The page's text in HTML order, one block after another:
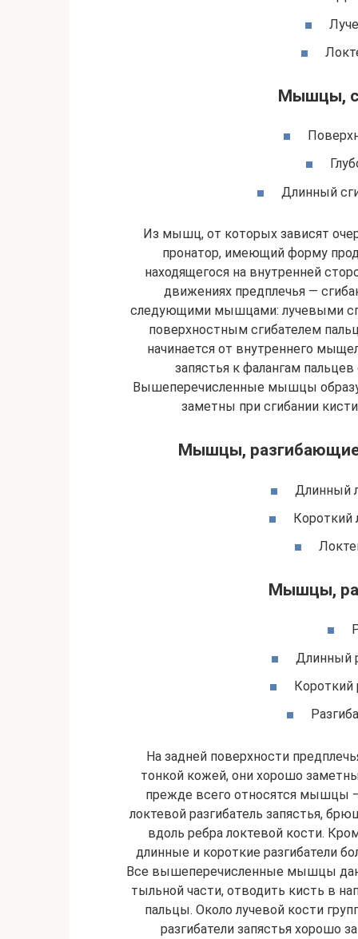
Мышцы,
Длинный
Из мышц, от которых зависят
пронатор, имеющий форму
находящегося на внутренней
движениях предплечья —
следующими мышцами: лучевыми
поверхностным сгибателем
начинается от внутреннего
запястья к фалангам
Вышеперечисленные мышцы
заметны при сгибании
Мышцы, разгибающие
Длинный
Короткий
Мышцы,
Длинный
Короткий
На задней поверхности
тонкой кожей, они хорошо
прежде всего относятся мышцы —
локтевой разгибатель запястья,
вдоль ребра локтевой кости.
длинные и короткие разгибатели
Все вышеперечисленные мышцы
тыльной части, отводить кисть в
пальцы. Около лучевой кости
разгибатели запястья хорошо